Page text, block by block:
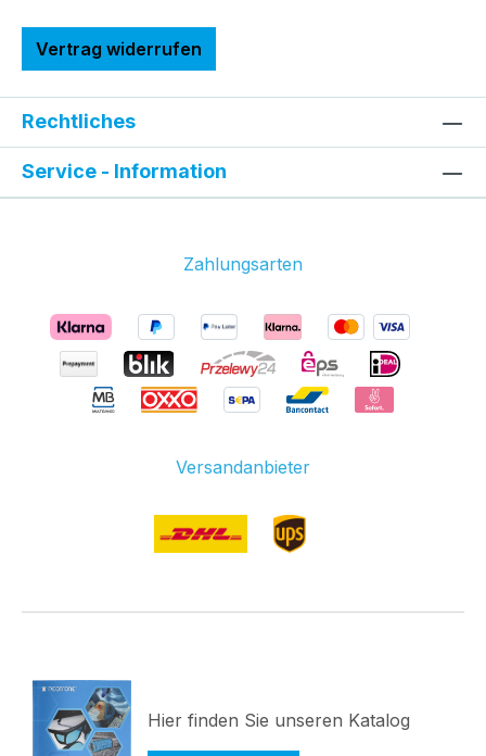
Vertrag widerrufen
Rechtliches
Service - Information
Zahlungsarten
Versandanbieter
Hier finden Sie unseren Katalog